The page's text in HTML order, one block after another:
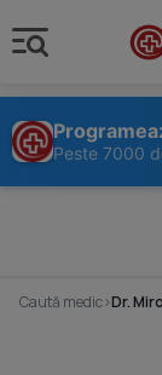
Peste 7000
Caută medic›Dr.